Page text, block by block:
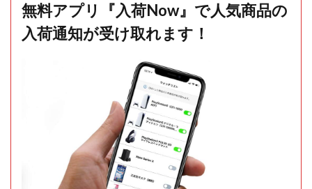
無料アプリ『入荷Now』で人気商品の
入荷通知が受け取れます！